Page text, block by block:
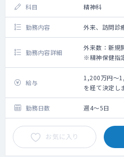
科目 精神科
勤務内容 外来、訪問診
勤務内容詳細
外来数：新規
※精神保健指
書類を作成い
【勤務内容】
外来と訪問診
外来はかかり
訪問診療は施
の2名体制に
給与
1,200万円～
を経て決定し
勤務日数 週4～5日
お気に入り